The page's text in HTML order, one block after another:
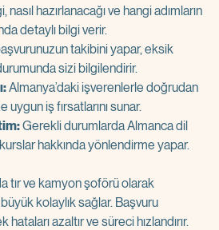
hazırlanacağı ve hangi adımların
detaylı bilgi verir.
takibini yapar, eksik
sizi bilgilendirir.
Almanya’daki işverenlerle doğrudan
iş fırsatlarını sunar.
Gerekli durumlarda Almanca dil
hakkında yönlendirme yapar.
tır ve kamyon şoförü olarak
kolaylık sağlar. Başvuru
azaltır ve süreci hızlandırır.